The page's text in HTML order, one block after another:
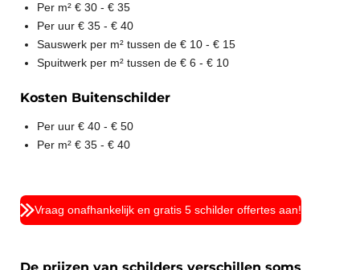
Per m² € 30 - € 35
Per uur € 35 - € 40
Sauswerk per m² tussen de € 10 - € 15
Spuitwerk per m² tussen de € 6 - € 10
Kosten Buitenschilder
Per uur € 40 - € 50
Per m² € 35 - € 40
Vraag onafhankelijk en gratis 5 schilder offertes aan!